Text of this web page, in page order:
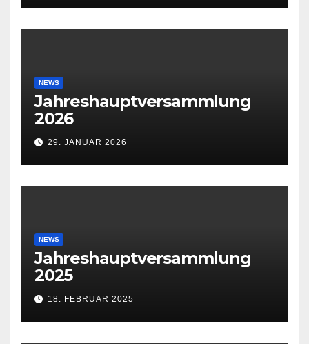
NEWS
Jahreshauptversammlung
2026
29. JANUAR 2026
NEWS
Jahreshauptversammlung
2025
18. FEBRUAR 2025